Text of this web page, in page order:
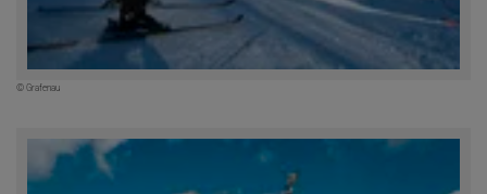
© Grafenau